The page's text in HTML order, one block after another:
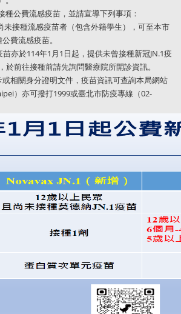
種公費流感疫苗，並請宣導下列事項：
未接種流感疫苗者（包含外籍學生），可至本市
費流感疫苗。
亦於114年1月1日起，提供未曾接種新冠JN.1疫
於前往接種前請先詢問醫療院所開診資訊。
相關身分證明文件，疫苗資訊可查詢本局網站
）亦可撥打1999或臺北市防疫專線（02-